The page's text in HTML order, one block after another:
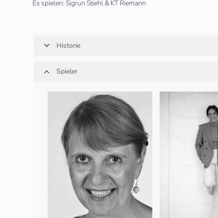
Es spielen: Sigrun Stiehl & KT Riemann
Historie
Spieler